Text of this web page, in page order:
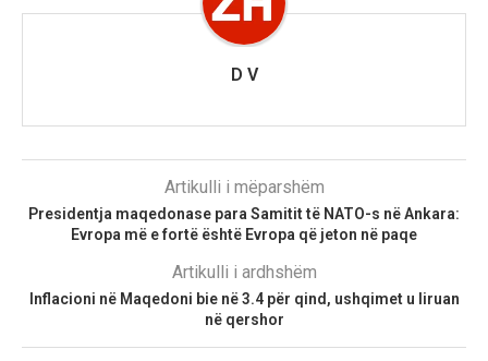
D V
Artikulli i mëparshëm
Presidentja maqedonase para Samitit të NATO-s në Ankara:
Evropa më e fortë është Evropa që jeton në paqe
Artikulli i ardhshëm
Inflacioni në Maqedoni bie në 3.4 për qind, ushqimet u liruan
në qershor